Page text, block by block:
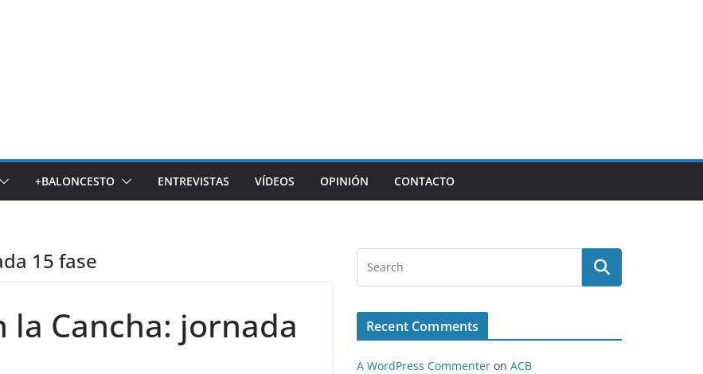
+BALONCESTO ENTREVISTAS VÍDEOS OPINIÓN CONTACTO
15 fase
Cancha: jornada
Recent Comments
A WordPress Commenter on ACB